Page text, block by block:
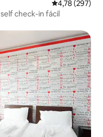
4,78 de uma
4,78 (297)
check-in fácil